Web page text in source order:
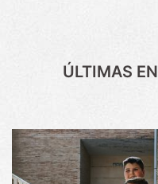
ÚLTIMAS